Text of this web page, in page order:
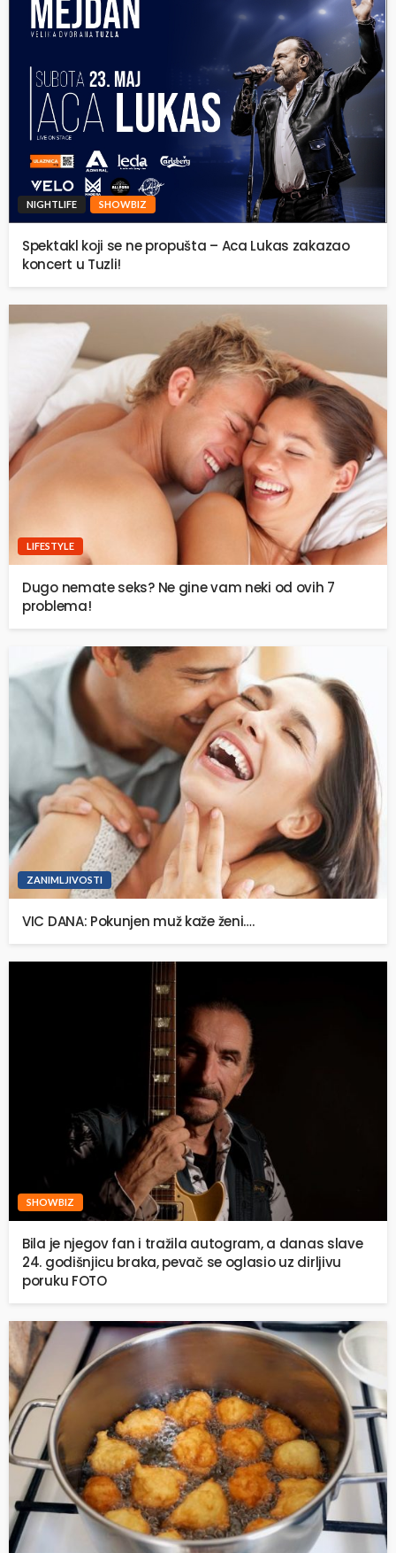
NIGHTLIFE SHOWBIZ
Spektakl koji se ne propušta – Aca Lukas zakazao
koncert u Tuzli!
LIFESTYLE
Dugo nemate seks? Ne gine vam neki od ovih 7
problema!
ZANIMLJIVOSTI
VIC DANA: Pokunjen muž kaže ženi….
SHOWBIZ
Bila je njegov fan i tražila autogram, a danas slave
24. godišnjicu braka, pevač se oglasio uz dirljivu
poruku FOTO